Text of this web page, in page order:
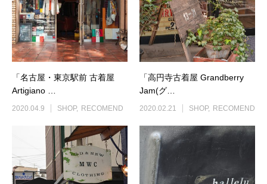
「名古屋・東京駅前 古着屋
Artigiano …
2020.04.9 SHOP RECOMEND
「高円寺古着屋 Grandberry
Jam(グ…
2020.02.21 SHOP RECOMEND